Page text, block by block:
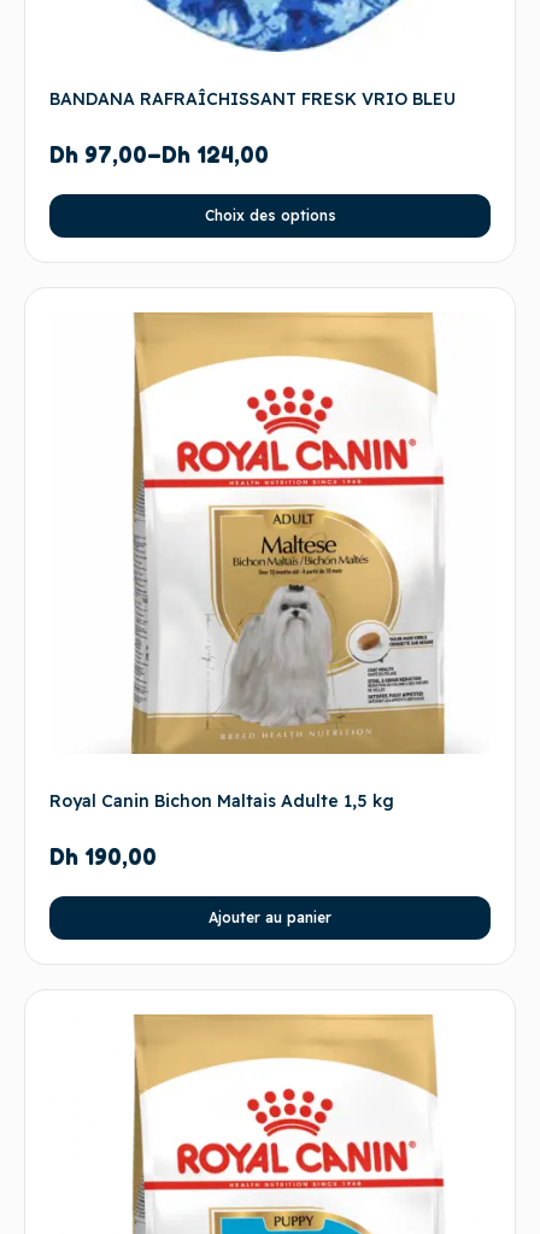
BANDANA RAFRAÎCHISSANT FRESK VRIO BLEU
Dh 97,00–Dh 124,00
Choix des options
Royal Canin Bichon Maltais Adulte 1,5 kg
Dh 190,00
Ajouter au panier